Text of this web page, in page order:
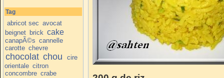
Tag
abricot sec avocat
beignet brick cake
canapÃ©s cannelle
carotte chevre
chocolat chou
cire
orientale citron
concombre crabe